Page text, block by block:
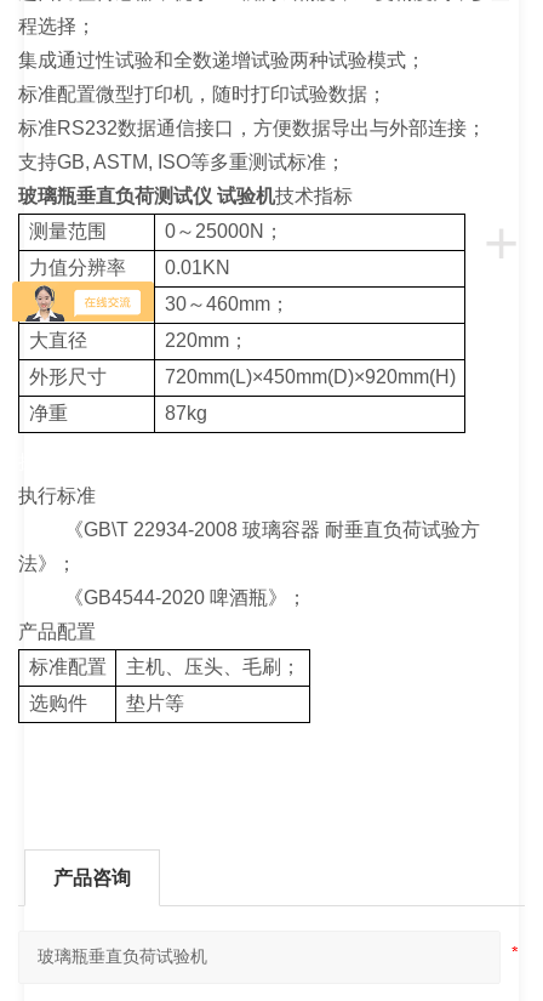
程选择；
集成通过性试验和全数递增试验两种试验模式；
标准配置微型打印机，随时打印试验数据；
标准RS232数据通信接口，方便数据导出与外部连接；
支持GB, ASTM, ISO等多重测试标准；
玻璃瓶垂直负荷测试仪 试验机技术指标
+
测量范围
0～25000N；
力值分辨率
0.01KN
样品高度范围
30～460mm；
大直径
220mm；
外形尺寸
720mm(L)×450mm(D)×920mm(H)
净重
87kg
执行标准
《GB\T 22934-2008 玻璃容器 耐垂直负荷试验方
法》；
《GB4544-2020 啤酒瓶》；
产品配置
标准配置
主机、压头、毛刷；
选购件
垫片等
产品咨询